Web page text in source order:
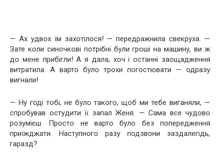
— Ах удвох їм захотілося! — передражнила свекруха. —
Зате коли синочкові потрібні були гроші на машину, ви ж
до мене прибігли! А я дала, хоч і останні заощадження
витратила. А варто було трохи погостювати — одразу
вигнали!
— Ну годі тобі, не було такого, щоб ми тебе виганяли, —
спробував остудити її запал Женя. — Сама все чудово
розумієш. Просто не варто було без попередження
приїжджати. Наступного разу подзвони заздалегідь,
гаразд?